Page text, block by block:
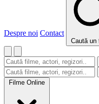
Despre noi Contact
Caută un
Filme Online